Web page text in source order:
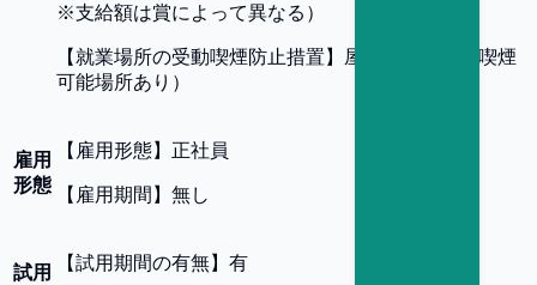
※支給額は賞によって異なる）
【 就業場所の受動喫煙防止措置 】
屋内禁煙（屋内喫煙
可能場所あり）
雇用
形態
【 雇用形態】 正社員
【 雇用期間 】 無し
試用
【試用期間の有無】 有